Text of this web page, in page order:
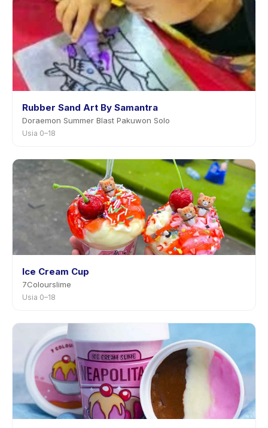
sebelumnya.
Rubber Sand Art By Samantra
Doraemon Summer Blast Pakuwon Solo
Usia 0–18
Ice Cream Cup
7Colourslime
Usia 0–18